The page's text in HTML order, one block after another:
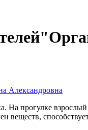
Александровна
На прогулке
веществ,